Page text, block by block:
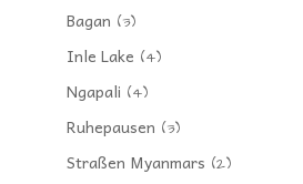
Bagan (3)
Inle Lake (4)
Ngapali (4)
Ruhepausen (3)
Straßen Myanmars (2)